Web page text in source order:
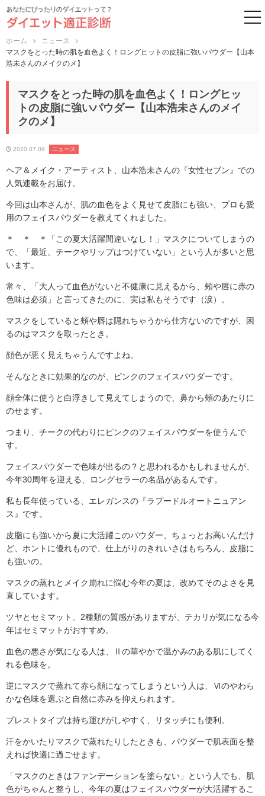
ホーム
ニュース
マスクをとった時の肌を血色よく！ロングヒットの皮脂に強いパウダー【山本
浩未さんのメイクのメ】
マスクをとった時の肌を血色よく！ロングヒッ
トの皮脂に強いパウダー【山本浩未さんのメイ
クのメ】
2020.07.09 ニュース
ヘア＆メイク・アーティスト、山本浩未さんの『女性セブン』での
人気連載をお届け。
今回は山本さんが、肌の血色をよく見せて皮脂にも強い、プロも愛
用のフェイスパウダーを教えてくれました。
＊ ＊ ＊「この夏大活躍間違いなし！」マスクについてしまうの
で、「最近、チークやリップはつけていない」という人が多いと思
います。
常々、「大人って血色がないと不健康に見えるから、頰や唇に赤の
色味は必須」と言ってきたのに、実は私もそうです（涙）。
マスクをしていると頰や唇は隠れちゃうから仕方ないのですが、困
るのはマスクを取ったとき。
顔色が悪く見えちゃうんですよね。
そんなときに効果的なのが、ピンクのフェイスパウダーです。
顔全体に使うと白浮きして見えてしまうので、鼻から頰のあたりに
のせます。
つまり、チークの代わりにピンクのフェイスパウダーを使うんで
す。
フェイスパウダーで色味が出るの？と思われるかもしれませんが、
今年30周年を迎える、ロングセラーの名品があるんです。
私も長年使っている、エレガンスの『ラプードルオートニュアン
ス』です。
皮脂にも強いから夏に大活躍このパウダー、ちょっとお高いんだけ
ど、ホントに優れもので、仕上がりのきれいさはもちろん、皮脂に
も強いの。
マスクの蒸れとメイク崩れに悩む今年の夏は、改めてそのよさを見
直しています。
ツヤとセミマット、2種類の質感がありますが、テカリが気になる今
年はセミマットがおすすめ。
血色の悪さが気になる人は、Ⅱの華やかで温かみのある肌にしてく
れる色味を。
逆にマスクで蒸れて赤ら顔になってしまうという人は、Ⅵのやわら
かな色味を選ぶと自然に赤みを抑えられます。
プレストタイプは持ち運びがしやすく、リタッチにも便利。
汗をかいたりマスクで蒸れたりしたときも、パウダーで肌表面を整
えれば快適に過ごせます。
「マスクのときはファンデーションを塗らない」という人でも、肌
色がちゃんと整うし、今年の夏はフェイスパウダーが大活躍するこ